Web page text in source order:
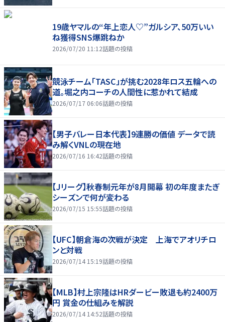
19歳ヤマルの“年上恋人♡”ガルシア、50万いい
ね獲得SNS爆跳ねか
2026/07/20 11:12話題の投稿
競泳チーム「TASC」が挑む2028年ロス五輪への
道。堀之内コーチの人間性に惹かれて結成
2026/07/17 06:06話題の投稿
【男子バレー日本代表】9連勝の価値 データで読
み解くVNLの現在地
2026/07/16 16:42話題の投稿
【Jリーグ】秋春制元年が8月開幕 初の年度またぎ
シーズンで何が変わる
2026/07/15 15:55話題の投稿
【UFC】朝倉海の次戦が決定 上海でアオリチロ
ンと対戦
2026/07/14 15:19話題の投稿
【MLB】村上宗隆はHRダービー敗退も約2400万
円 賞金の仕組みを解説
2026/07/14 14:52話題の投稿